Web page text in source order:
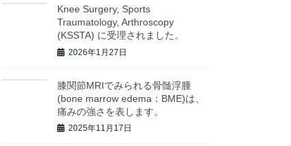
Knee Surgery, Sports
Traumatology, Arthroscopy
(KSSTA) に受理されました。
2026年1月27日
膝関節MRIでみられる骨髄浮腫
(bone marrow edema：BME)は、
痛みの強さを表します。
2025年11月17日